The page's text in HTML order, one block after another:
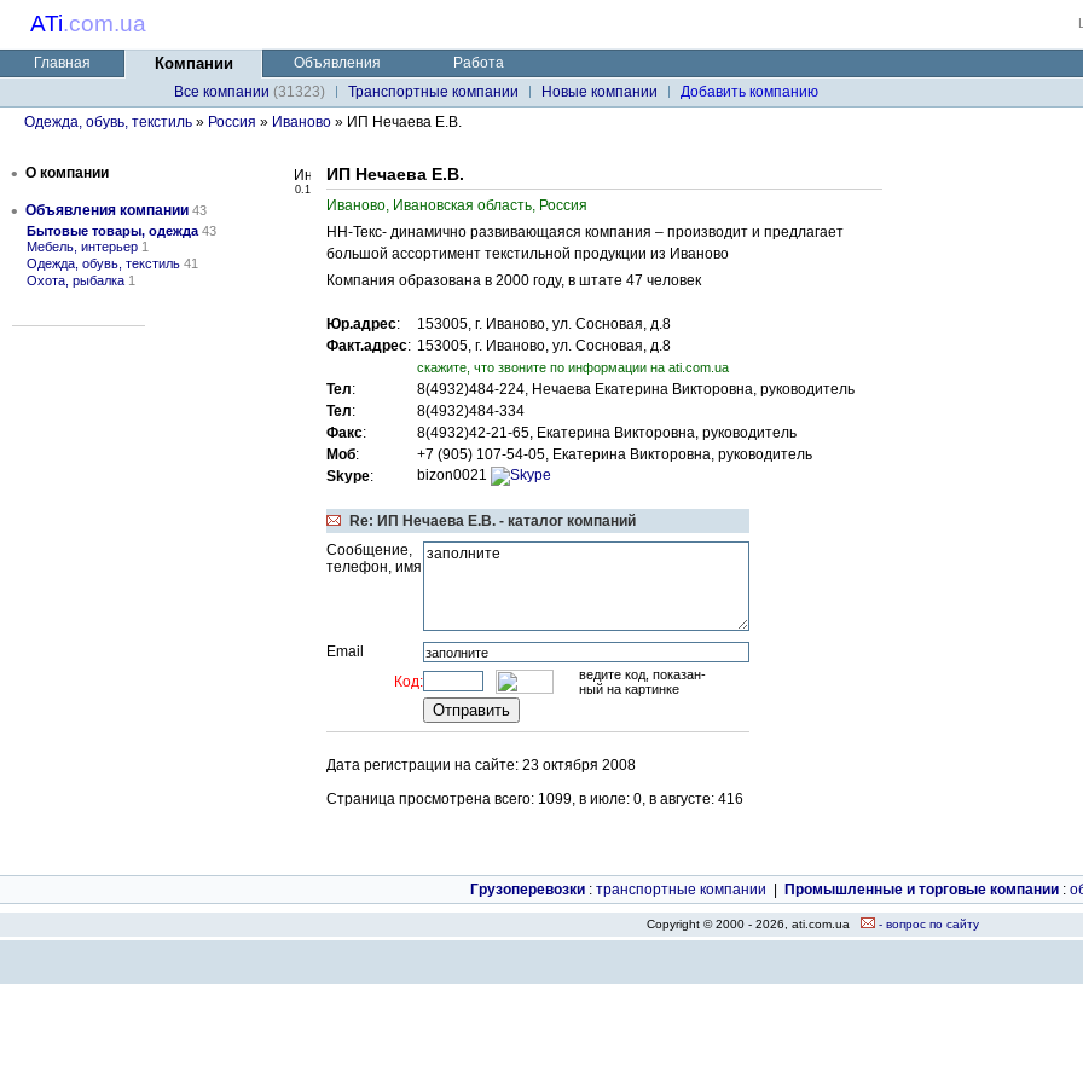
ATi.com.ua
Главная Компании Объявления
Работа
Все компании (31323) Транспортные компании Новые компании
Добавить компанию
Одежда, обувь, текстиль » Россия » Иваново » ИП Нечаева Е.В.
• О компании
• Объявления компании 43
Бытовые товары, одежда 43
Мебель, интерьер 1
Одежда, обувь, текстиль 41
Охота, рыбалка 1
0.1
ИП Нечаева Е.В.
Иваново, Ивановская область, Россия
НН-Текс- динамично развивающаяся компания – производит и предлагает
большой ассортимент текстильной продукции из Иваново
Компания образована в 2000 году, в штате 47 человек
Юр.адрес:
153005, г. Иваново, ул. Сосновая, д.8
Факт.адрес: 153005, г. Иваново, ул. Сосновая, д.8
cкажите, что звоните по информации на ati.com.ua
Тел:
8(4932)484-224, Нечаева Екатерина Викторовна, руководитель
Тел:
8(4932)484-334
Факс:
8(4932)42-21-65, Екатерина Викторовна, руководитель
Моб:
+7 (905) 107-54-05, Екатерина Викторовна, руководитель
Skype: bizon0021
Re: ИП Нечаева Е.В. - каталог компаний
Сообщение,
телефон, имя
Email
Код:
ведите код, показан-
ный на картинке
Дата регистрации на сайте: 23 октября 2008
Страница просмотрена всего: 1099, в июле: 0, в августе: 416
Грузоперевозки : транспортные компании Промышленные и торговые компании :
Copyright © 2000 - 2026, ati.com.ua - вопрос по сайту